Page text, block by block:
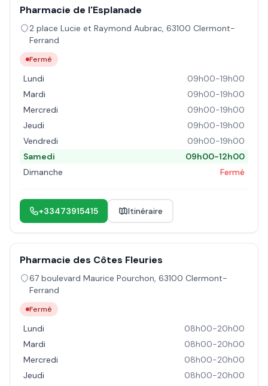
Pharmacie de l'Esplanade
2 place Lucie et Raymond Aubrac, 63100 Clermont-
Ferrand
Fermé
Lundi
09h00-19h00
Mardi
09h00-19h00
Mercredi
09h00-19h00
Jeudi
09h00-19h00
Vendredi
09h00-19h00
Samedi
09h00-12h00
Dimanche
Fermé
+33473915415 Itinéraire
Pharmacie des Côtes Fleuries
67 boulevard Maurice Pourchon, 63100 Clermont-
Ferrand
Fermé
Lundi
08h00-20h00
Mardi
08h00-20h00
Mercredi
08h00-20h00
Jeudi
08h00-20h00